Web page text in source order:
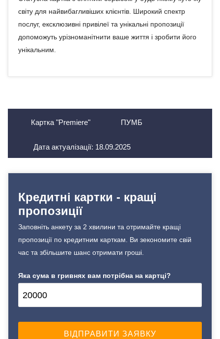
світу для найвибагливіших клієнтів. Широкий спектр
послуг, ексклюзивні привілеї та унікальні пропозиції
допоможуть урізноманітнити ваше життя і зробити його
унікальним.
Картка "Premiere" ПУМБ
Дата актуалізації: 18.09.2025
Кредитні картки - кращі
пропозиції
Заповніть анкету за 2 хвилини та отримайте кращі
пропозиції по кредитним карткам. Ви зекономите свій
час та збільшите шанс отримати гроші.
Яка сума в гривнях вам потрібна на картці?